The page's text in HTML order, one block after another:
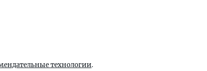
технологии.